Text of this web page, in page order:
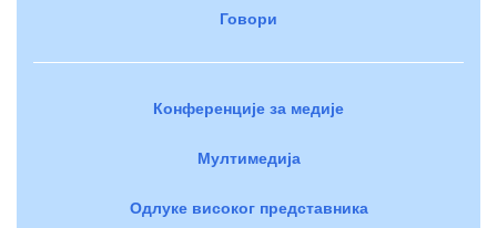
Говори
Конференције за медије
Мултимедија
Одлуке високог представника